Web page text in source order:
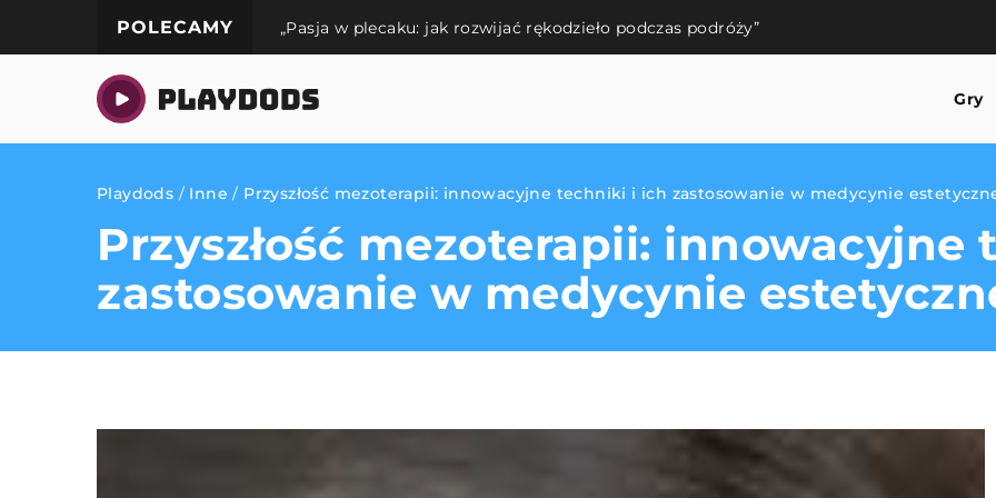
POLECAMY „Pasja w plecaku: jak rozwijać rękodzieło podczas podróży”
Gry
Playdods / Inne / Przyszłość mezoterapii: innowacyjne techniki i ich zastosowanie w medycynie
Przyszłość mezoterapii:
zastosowanie w medycynie